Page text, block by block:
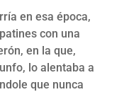
en esa época,
con una
en la que,
lo alentaba a
que nunca